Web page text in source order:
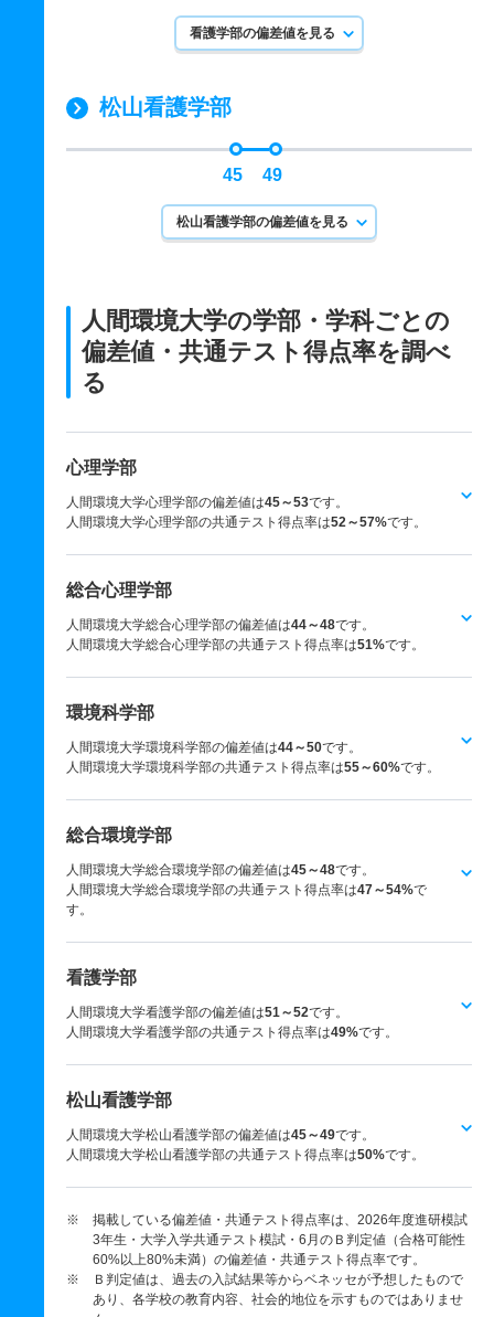
看護学部の偏差値を見る
​松山看護学部​
45 49
​松山看護学部​の偏差値を見る
人間環境大学の学部・学科ごとの
偏差値・共通テスト得点率を調べ
る
心理学部
人間環境大学心理学部の偏差値は45～53です。
人間環境大学心理学部の共通テスト得点率は52～57%です。
総合心理学部
人間環境大学総合心理学部の偏差値は44～48です。
人間環境大学総合心理学部の共通テスト得点率は51%です。
環境科学部
人間環境大学環境科学部の偏差値は44～50です。
人間環境大学環境科学部の共通テスト得点率は55～60%です。
総合環境学部
人間環境大学総合環境学部の偏差値は45～48です。
人間環境大学総合環境学部の共通テスト得点率は47～54%で
す。
看護学部
人間環境大学看護学部の偏差値は51～52です。
人間環境大学看護学部の共通テスト得点率は49%です。
​松山看護学部​
人間環境大学​松山看護学部​の偏差値は45～49です。
人間環境大学​松山看護学部​の共通テスト得点率は50%です。
※ 掲載している偏差値・共通テスト得点率は、2026年度進研模試
3年生・大学入学共通テスト模試・6月のＢ判定値（合格可能性
60%以上80%未満）の偏差値・共通テスト得点率です。
※ Ｂ判定値は、過去の入試結果等からベネッセが予想したもので
あり、各学校の教育内容、社会的地位を示すものではありませ